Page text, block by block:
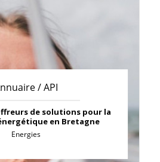
/ API
de solutions pour la
en Bretagne
Energies